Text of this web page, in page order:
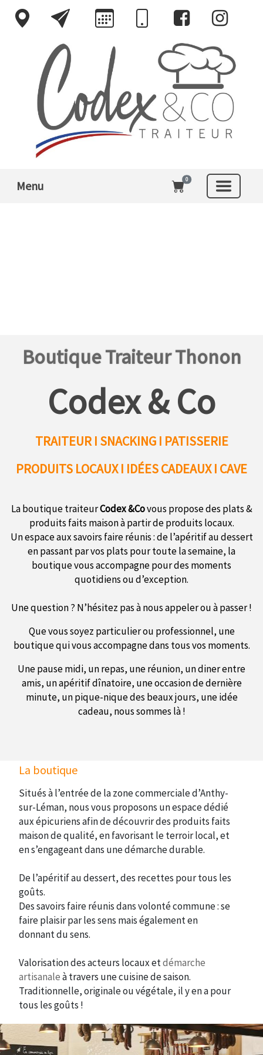
Menu 0
Boutique Traiteur Thonon
Codex & Co
TRAITEUR I SNACKING I PATISSERIE
PRODUITS LOCAUXI IDÉES CADEAUX I CAVE
La boutique traiteurCodex &Covous propose des plats &
produits faits maison à partir de produits locaux.
Un espace aux savoirs faire réunis : de l’apéritif au dessert
en passant par vos plats pour toute la semaine, la
boutique vous accompagne pour des moments
quotidiens ou d’exception.
Une question ? N’hésitez pas à nous appeler ou à passer !
Que vous soyez particulier ou professionnel, une
boutique qui vous accompagne dans tous vos moments.
Une pause midi, un repas, une réunion, un diner entre
amis, un apéritif dînatoire, une occasion de dernière
minute, un pique-nique des beaux jours, une idée
cadeau, nous sommes là !
La boutique
Situés à l’entrée de la zone commerciale d’Anthy-
sur-Léman, nous vous proposons un espace dédié
aux épicuriens afin de découvrir des produits faits
maison de qualité, en favorisant le terroir local, et
en s’engageant dans une démarche durable.
De l’apéritif au dessert, des recettes pour tous les
goûts.
Des savoirs faire réunis dans volonté commune : se
faire plaisir par les sens mais également en
donnant du sens.
Valorisation des acteurs locaux etdémarche
artisanaleà travers une cuisine de saison.
Traditionnelle, originale ou végétale, il y en a pour
tous les goûts !